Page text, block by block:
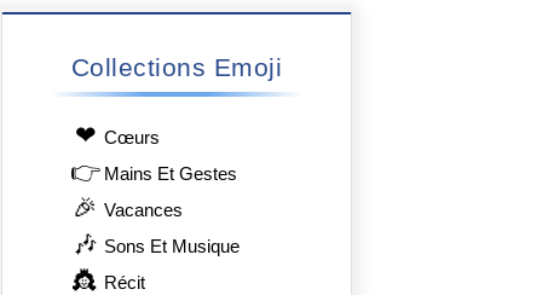
Collections Emoji
❤ Сœurs
👉 Mains Et Gestes
🎉 Vacances
🎶 Sons Et Musique
👸 Récit